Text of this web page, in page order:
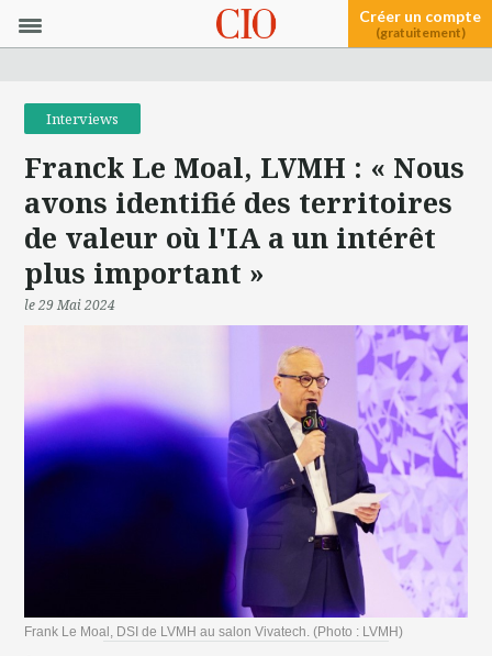
Créer un compte
(gratuitement)
Interviews
Franck Le Moal, LVMH : « Nous
avons identifié des territoires
de valeur où l'IA a un intérêt
plus important »
le 29 Mai 2024
Frank Le Moal, DSI de LVMH au salon Vivatech. (Photo : LVMH)